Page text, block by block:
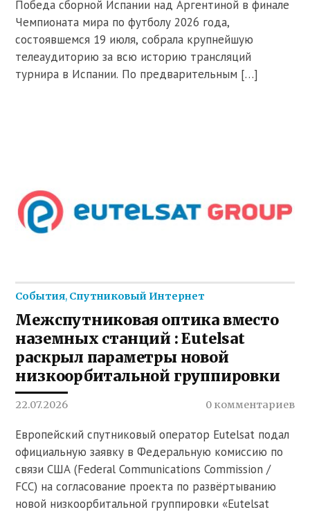
Победа сборной Испании над Аргентиной в финале
Чемпионата мира по футболу 2026 года,
состоявшемся 19 июля, собрала крупнейшую
телеаудиторию за всю историю трансляций
турнира в Испании. По предварительным […]
События, Спутниковый Интернет
Межспутниковая оптика вместо
наземных станций : Eutelsat
раскрыл параметры новой
низкоорбитальной группировки
22.07.2026 0 комментариев
Европейский спутниковый оператор Eutelsat подал
официальную заявку в Федеральную комиссию по
связи США (Federal Communications Commission /
FCC) на согласование проекта по развёртыванию
новой низкоорбитальной группировки «Eutelsat